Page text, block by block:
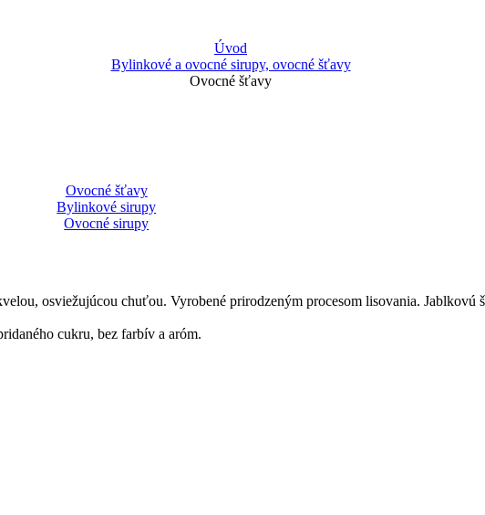
Úvod
Bylinkové a ovocné sirupy, ovocné šťavy
Ovocné šťavy
Ovocné šťavy
Bylinkové sirupy
Ovocné sirupy
osviežujúcou chuťou. Vyrobené prirodzeným procesom lisovania.
cukru, bez farbív a aróm.